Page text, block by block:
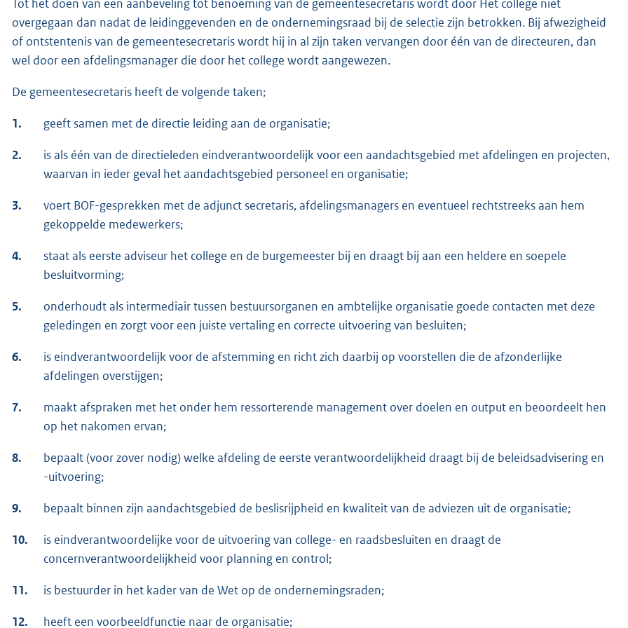
Tot het doen van een aanbeveling tot benoeming van de gemeentesecretaris wordt door Het college niet
overgegaan dan nadat de leidinggevenden en de ondernemingsraad bij de selectie zijn betrokken. Bij afwezigheid
of ontstentenis van de gemeentesecretaris wordt hij in al zijn taken vervangen door één van de directeuren, dan
wel door een afdelingsmanager die door het college wordt aangewezen.
De gemeentesecretaris heeft de volgende taken;
1. geeft samen met de directie leiding aan de organisatie;
2.
is als één van de directieleden eindverantwoordelijk voor een aandachtsgebied met afdelingen en projecten,
waarvan in ieder geval het aandachtsgebied personeel en organisatie;
3.
voert BOF-gesprekken met de adjunct secretaris, afdelingsmanagers en eventueel rechtstreeks aan hem
gekoppelde medewerkers;
4.
staat als eerste adviseur het college en de burgemeester bij en draagt bij aan een heldere en soepele
besluitvorming;
5.
onderhoudt als intermediair tussen bestuursorganen en ambtelijke organisatie goede contacten met deze
geledingen en zorgt voor een juiste vertaling en correcte uitvoering van besluiten;
6.
is eindverantwoordelijk voor de afstemming en richt zich daarbij op voorstellen die de afzonderlijke
afdelingen overstijgen;
7.
maakt afspraken met het onder hem ressorterende management over doelen en output en beoordeelt hen
op het nakomen ervan;
8.
bepaalt (voor zover nodig) welke afdeling de eerste verantwoordelijkheid draagt bij de beleidsadvisering en
-uitvoering;
9. bepaalt binnen zijn aandachtsgebied de beslisrijpheid en kwaliteit van de adviezen uit de organisatie;
10.
is eindverantwoordelijke voor de uitvoering van college- en raadsbesluiten en draagt de
concernverantwoordelijkheid voor planning en control;
11. is bestuurder in het kader van de Wet op de ondernemingsraden;
12. heeft een voorbeeldfunctie naar de organisatie;